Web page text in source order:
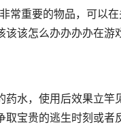
常重要的物品，可以
该怎么办办办办在游
水，使用后效果立
宝贵的逃生时刻或者